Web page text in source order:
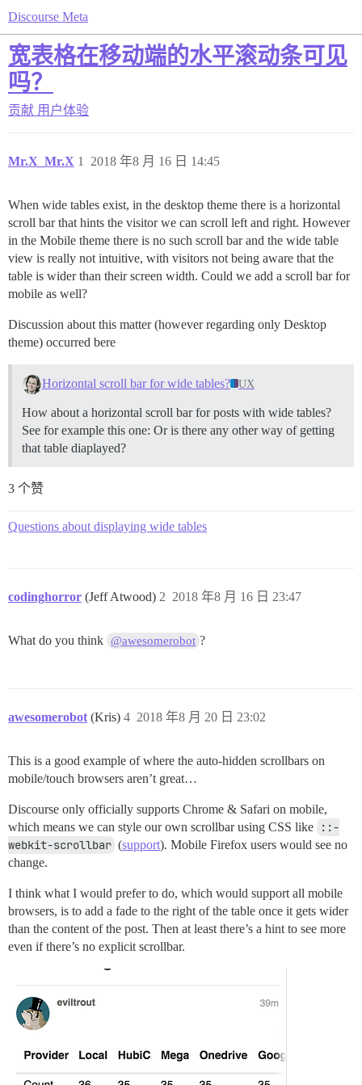
Discourse Meta
宽表格在移动端的水平滚动条可见
吗？
贡献 用户体验
Mr.X_Mr.X 2018 年8 月 16 日 14:45
1
When wide tables exist, in the desktop theme there is a horizontal
scroll bar that hints the visitor we can scroll left and right. However
in the Mobile theme there is no such scroll bar and the wide table
view is really not intuitive, with visitors not being aware that the
table is wider than their screen width. Could we add a scroll bar for
mobile as well?
Discussion about this matter (however regarding only Desktop
theme) occurred bere
Horizontal scroll bar for wide tables? UX
How about a horizontal scroll bar for posts with wide tables?
See for example this one: Or is there any other way of getting
that table diaplayed?
3 个赞
Questions about displaying wide tables
codinghorror (Jeff Atwood) 2018 年8 月 16 日 23:47
2
What do you think @awesomerobot ?
awesomerobot (Kris) 2018 年8 月 20 日 23:02
4
This is a good example of where the auto-hidden scrollbars on
mobile/touch browsers aren’t great…
Discourse only officially supports Chrome & Safari on mobile,
which means we can style our own scrollbar using CSS like
::-
webkit-scrollbar (support). Mobile Firefox users would see no
change.
I think what I would prefer to do, which would support all mobile
browsers, is to add a fade to the right of the table once it gets wider
than the content of the post. Then at least there’s a hint to see more
even if there’s no explicit scrollbar.